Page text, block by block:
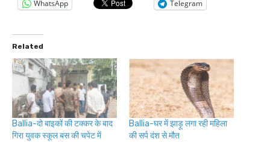
WhatsApp Telegram
Related
Ballia-दो बाइकों की टक्कर के बाद
गिरा युवक स्कूल बस की चपेट में
Ballia-घर में झाड़ू लगा रही महिला
की सर्प दंश से मौत